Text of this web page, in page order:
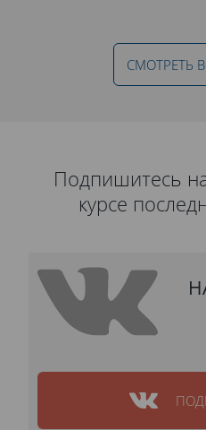
СМОТРЕТЬ
Подпишитесь
курсе